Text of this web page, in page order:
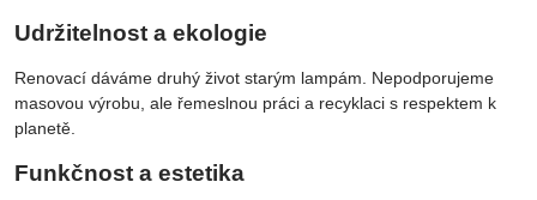
Udržitelnost a ekologie
Renovací dáváme druhý život starým lampám. Nepodporujeme
masovou výrobu, ale řemeslnou práci a recyklaci s respektem k
planetě.
Funkčnost a estetika